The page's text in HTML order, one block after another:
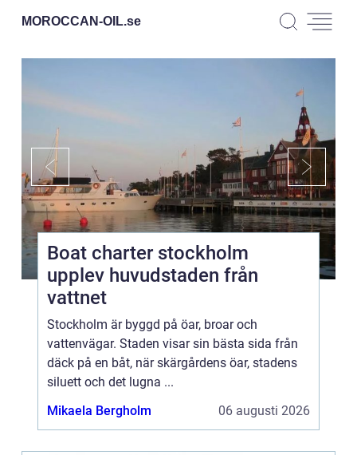
MOROCCAN-OIL.se
Boat charter stockholm
upplev huvudstaden från
vattnet
Stockholm är byggd på öar, broar och
vattenvägar. Staden visar sin bästa sida från
däck på en båt, när skärgårdens öar, stadens
siluett och det lugna ...
Mikaela Bergholm
06 augusti 2026